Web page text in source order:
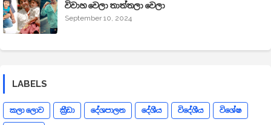
විවාහ වෙලා තාත්තලා වෙලා
September 10, 2024
LABELS
කලා ලොව ක්‍රීඩා දේශපාලන දේශීය විදේශීය විශේෂ